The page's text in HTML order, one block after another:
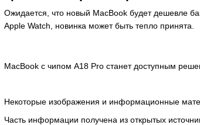
Ожидается, что новый MacBook будет дешевле
Apple Watch, новинка может быть тепло принята.
MacBook с чипом A18 Pro станет доступным
Некоторые изображения и информационные
Часть информации получена из открытых